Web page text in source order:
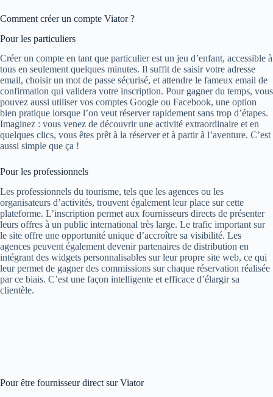
Comment créer un compte Viator ?
Pour les particuliers
Créer un compte en tant que particulier est un jeu d’enfant, accessible à
tous en seulement quelques minutes. Il suffit de saisir votre adresse
email, choisir un mot de passe sécurisé, et attendre le fameux email de
confirmation qui validera votre inscription. Pour gagner du temps, vous
pouvez aussi utiliser vos comptes Google ou Facebook, une option
bien pratique lorsque l’on veut réserver rapidement sans trop d’étapes.
Imaginez : vous venez de découvrir une activité extraordinaire et en
quelques clics, vous êtes prêt à la réserver et à partir à l’aventure. C’est
aussi simple que ça !
Pour les professionnels
Les professionnels du tourisme, tels que les agences ou les
organisateurs d’activités, trouvent également leur place sur cette
plateforme. L’inscription permet aux fournisseurs directs de présenter
leurs offres à un public international très large. Le trafic important sur
le site offre une opportunité unique d’accroître sa visibilité. Les
agences peuvent également devenir partenaires de distribution en
intégrant des widgets personnalisables sur leur propre site web, ce qui
leur permet de gagner des commissions sur chaque réservation réalisée
par ce biais. C’est une façon intelligente et efficace d’élargir sa
clientèle.
Pour être fournisseur direct sur Viator